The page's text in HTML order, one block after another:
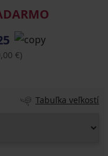
€)
Tabuľka veľkostí